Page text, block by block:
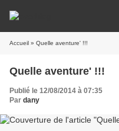
Accueil » Quelle aventure' !!!
Quelle aventure' !!!
Publié le 12/08/2014 à 07:35
Par dany